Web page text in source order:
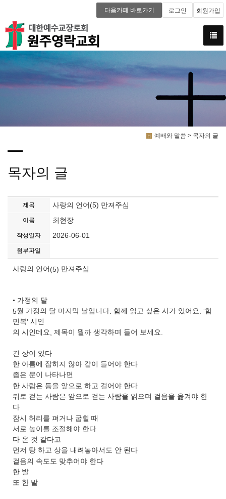
다음카페 바로가기 로그인 회원가입
예배와 말씀 > 목자의 글
목자의 글
제목 사랑의 언어(5) 만져주심
이름 최현장
작성일자 2026-06-01
첨부파일
사랑의 언어 (5) 만져주심
• 가정의 달
5월 가정의 달 마지막 날입니다 함께 읽고 싶은 시가 있어요 . ‘함
민복’ 시인
의 시인데요, 제목이 뭘까 생각하며 들어 보세요.
긴 상이 있다
한 아름에 잡히지 않아 같이 들어야 한다
좁은 문이 나타나면
한 사람은 등을 앞으로 하고 걸어야 한다
뒤로 걷는 사람은 앞으로 걷는 사람을 읽으며 걸음을 옮겨야 한
다
잠시 허리를 펴거나 굽힐 때
서로 높이를 조절해야 한다
다 온 것 같다고
먼저 탕 하고 상을 내려놓아서도 안 된다
걸음의 속도도 맞추어야 한다
한 발
또 한 발